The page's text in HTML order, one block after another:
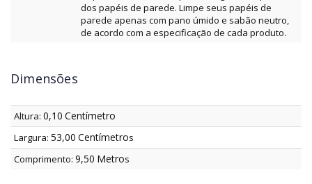
dos papéis de parede. Limpe seus papéis de
parede apenas com pano úmido e sabão neutro,
de acordo com a especificação de cada produto.
Dimensões
Altura: 0,10 Centímetro
Largura: 53,00 Centímetros
Comprimento: 9,50 Metros